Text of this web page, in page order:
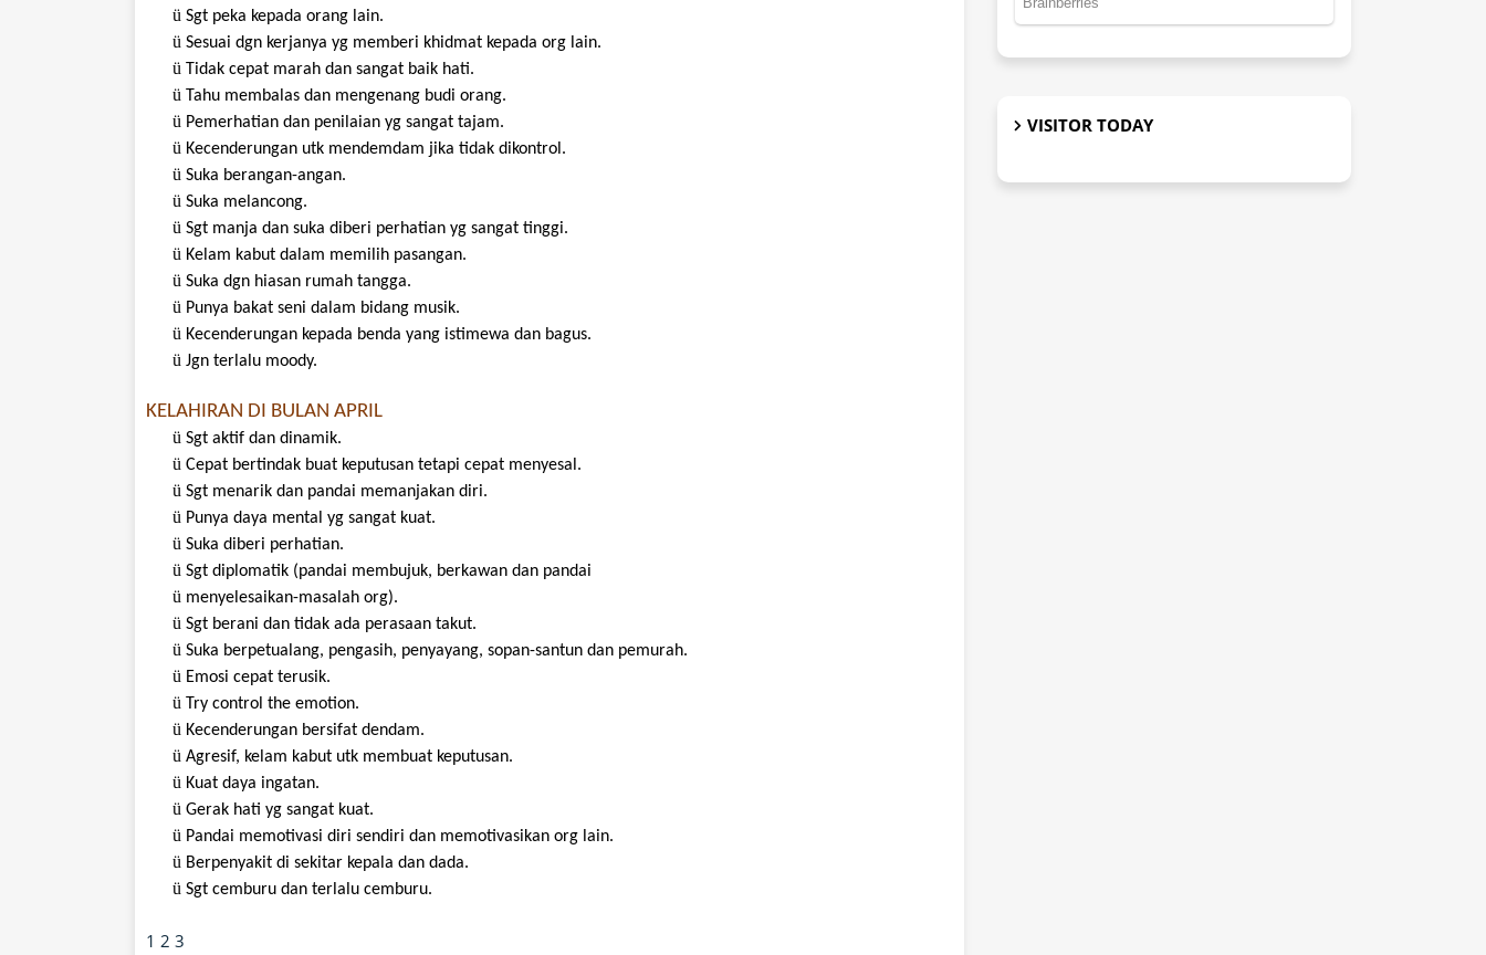
ü Sgt peka kepada orang lain.
ü Sesuai dgn kerjanya yg memberi khidmat kepada org lain.
ü Tidak cepat marah dan sangat baik hati.
ü Tahu membalas dan mengenang budi orang.
ü Pemerhatian dan penilaian yg sangat tajam.
ü Kecenderungan utk mendemdam jika tidak dikontrol .
ü Suka berangan-angan.
ü Suka melancong.
ü Sgt manja dan suka diberi perhatian yg sangat tinggi.
ü Kelam kabut dalam memilih pasangan.
ü Suka dgn hiasan rumah tangga.
ü Punya bakat seni dalam bidang musik.
ü Kecenderungan kepada benda yang istimewa dan bagus.
ü Jgn terlalu moody.
KELAHIRAN DI BULAN APRIL
ü Sgt aktif dan dinamik.
ü Cepat bertindak buat keputusan tetapi cepat menyesal .
ü Sgt menarik dan pandai memanjakan diri.
ü Punya daya mental yg sangat kuat.
ü Suka diberi perhatian.
ü Sgt diplomatik (pandai membujuk, berkawan dan pandai
ü menyelesaikan-masalah org).
ü Sgt berani dan tidak ada perasaan takut.
ü Suka berpetualang, pengasih, penyayang, sopan-santun dan pemurah.
ü Emosi cepat terusik.
ü Try control the emotion.
ü Kecenderungan bersifat dendam.
ü Agresif, kelam kabut utk membuat keputusan.
ü Kuat daya ingatan.
ü Gerak hati yg sangat kuat.
ü Pandai memotivasi diri sendiri dan memotivasikan org lain.
ü Berpenyakit di sekitar kepala dan dada.
ü Sgt cemburu dan terlalu cemburu.
1 2 3
VISITOR TODAY